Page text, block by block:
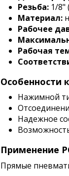
Резьба:1/8"
Материал:
Рабочее
Рабочая
Особенности
Нажимной
Надежное
Применение
Прямые